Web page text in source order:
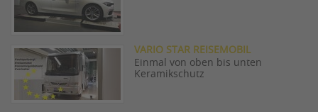
VARIO STAR REISEMOBIL
Einmal von oben bis unten
Keramikschutz